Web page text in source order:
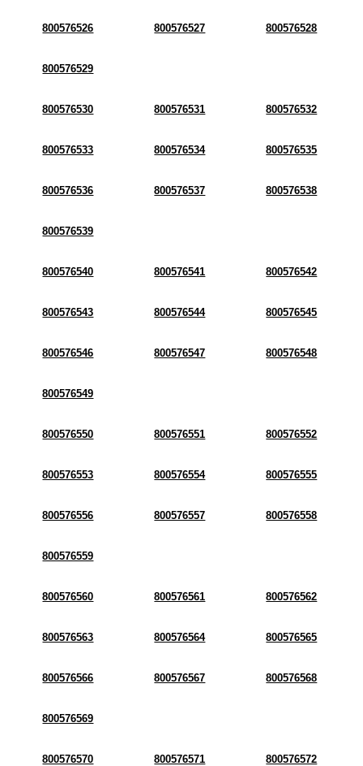
800576526 800576527 800576528
800576529
800576530 800576531 800576532
800576533 800576534 800576535
800576536 800576537 800576538
800576539
800576540 800576541 800576542
800576543 800576544 800576545
800576546 800576547 800576548
800576549
800576550 800576551 800576552
800576553 800576554 800576555
800576556 800576557 800576558
800576559
800576560 800576561 800576562
800576563 800576564 800576565
800576566 800576567 800576568
800576569
800576570 800576571 800576572